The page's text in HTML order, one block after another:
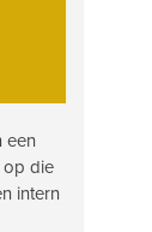
een
op die
intern